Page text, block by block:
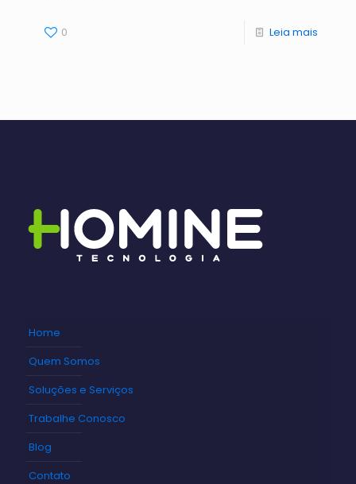
0 Leia mais
Home
Quem Somos
Soluções e Serviços
Trabalhe Conosco
Blog
Contato